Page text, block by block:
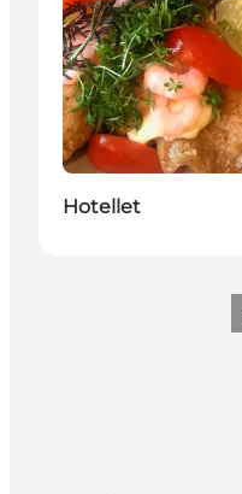
Hotellet